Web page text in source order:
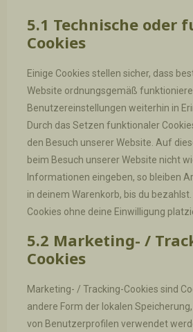
5.1 Technische oder
Cookies
Einige Cookies stellen sicher, dass
Website ordnungsgemäß
Benutzereinstellungen weiterhin in
Durch das Setzen funktionaler
den Besuch unserer Website. Auf
beim Besuch unserer Website nicht
Informationen eingeben, so bleiben
in deinem Warenkorb, bis du
Cookies ohne deine Einwilligung
5.2 Marketing- /
Cookies
Marketing- / Tracking-Cookies sind
andere Form der lokalen
von Benutzerprofilen verwendet